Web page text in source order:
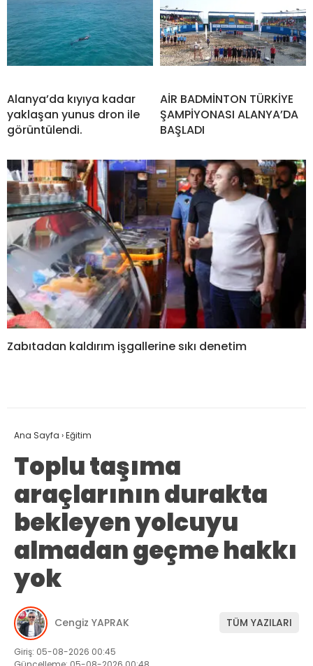
Alanya’da kıyıya kadar
yaklaşan yunus dron ile
görüntülendi.
AİR BADMİNTON TÜRKİYE
ŞAMPİYONASI ALANYA’DA
BAŞLADI
Zabıtadan kaldırım işgallerine sıkı denetim
Ana Sayfa ›Eğitim
Toplu taşıma
araçlarının durakta
bekleyen yolcuyu
almadan geçme hakkı
yok
Cengiz YAPRAK TÜM YAZILARI
Giriş: 05-08-2026 00:45